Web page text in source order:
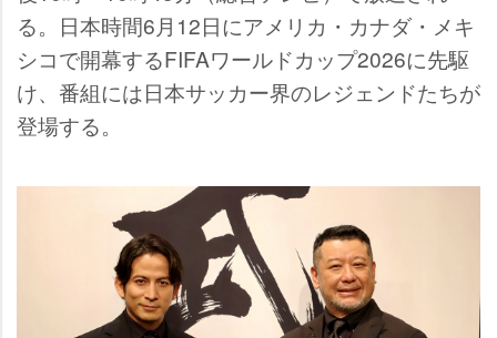
る。日本時間6月12日にアメリカ・カナダ・メキ
シコで開幕するFIFAワールドカップ2026に先駆
け、番組には日本サッカー界のレジェンドたちが
登場する。